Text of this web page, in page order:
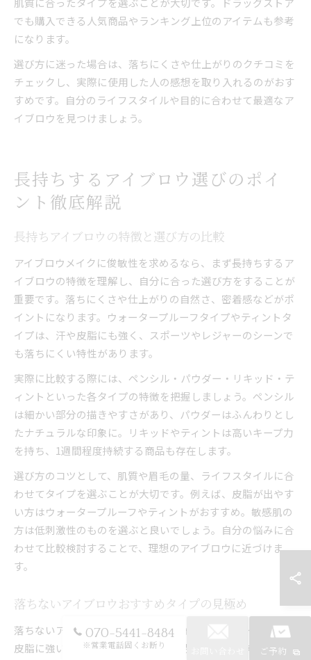
でも購入できる人気商品やランキング上位のアイテムも参考
になります。
選び方に迷った場合は、落ちにくさや仕上がりのクチコミを
チェックし、実際に使用した人の感想を取り入れるのがおす
すめです。自分のライフスタイルや目的に合わせて最適なア
イブロウを見つけましょう。
長持ちするアイブロウ選びのポイ
ント徹底解説
長持ちアイブロウの特徴と選び方の比較
アイブロウメイクに俊敏性を求めるなら、まず長持ちするア
イブロウの特徴を理解し、自分に合った選び方をすることが
重要です。落ちにくさや仕上がりの自然さ、密着感などがポ
イントになります。ウォータープルーフタイプやティントタ
イプは、汗や皮脂にも強く、スポーツやレジャーのシーンで
も落ちにくい特性があります。
実際に比較する際には、ペンシル・パウダー・リキッド・テ
ィントといった各タイプの特徴を把握しましょう。ペンシル
は細かい部分の描きやすさがあり、パウダーはふんわりとし
たナチュラルな印象に。リキッドやティントは高いキープ力
を持ち、1週間程度持続する商品も存在します。
選び方のコツとして、肌質や眉毛の量、ライフスタイルに合
わせてタイプを選ぶことが大切です。例えば、皮脂が出やす
い方はウォータープルーフやティントがおすすめ。敏感肌の
方は低刺激性のものを選ぶと良いでしょう。自分の悩みに合
わせて比較検討することで、理想のアイブロウに近づけま
す。
落ちないアイブロウおすすめタイプの見極め
落ちないアイブロウを選ぶ際は、ウォータープルーフや汗・
皮脂に強い処方の商品が人気です。特にティントタイプは、
070-5441-8484
※営業電話固くお断り
ご予約